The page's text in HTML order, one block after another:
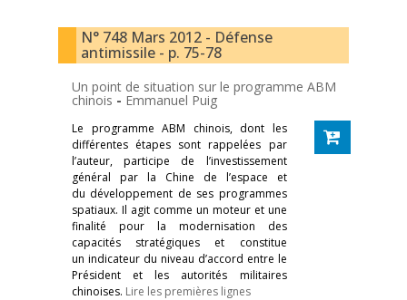
N° 748 Mars 2012 - Défense
antimissile - p. 75-78
Un point de situation sur le programme ABM
chinois - Emmanuel Puig
Le programme ABM chinois, dont les
différentes étapes sont rappelées par
l’auteur, participe de l’investisse­ment
général par la Chine de l’espace et
du développement de ses programmes
spatiaux. Il agit comme un moteur et une
finalité pour la modernisation des
capacités stratégiques et constitue
un indicateur du niveau d’accord entre le
Président et les autorités militaires
chinoises. Lire les premières lignes